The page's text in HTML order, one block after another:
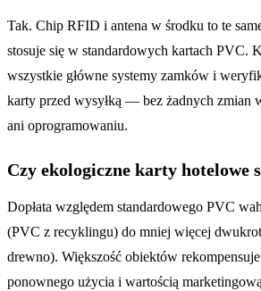
Tak. Chip RFID i antena w środku to te
stosuje się w standardowych kartach PVC.
wszystkie główne systemy zamków i
karty przed wysyłką — bez żadnych zmian
ani oprogramowaniu.
Czy ekologiczne karty hotelowe
Dopłata względem standardowego PVC
(PVC z recyklingu) do mniej więcej
drewno). Większość obiektów
ponownego użycia i wartością